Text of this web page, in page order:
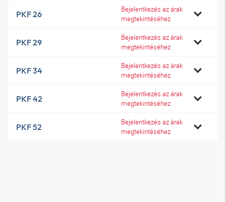
PKF 26
Bejelentkezés az árak
megtekintéséhez
PKF 29
Bejelentkezés az árak
megtekintéséhez
PKF 34
Bejelentkezés az árak
megtekintéséhez
PKF 42
Bejelentkezés az árak
megtekintéséhez
PKF 52
Bejelentkezés az árak
megtekintéséhez